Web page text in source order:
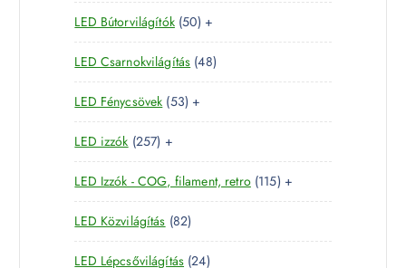
k
r
m
é
k
r
é
t
e
r
m
k
LED Bútorvilágítók 505
0
t
e
r
m
k
+
LED Csarnokvilágítás 484
8
e
m
é
k
LED Fénycsövek 535
3
e
r
m
é
k
+
LED izzók 2572
5
7
t
e
r
+
LED Izzók - COG, filament, retro 1151
1
t
+
LED Közvilágítás 828
2
t
LED Lépcsővilágítás 242